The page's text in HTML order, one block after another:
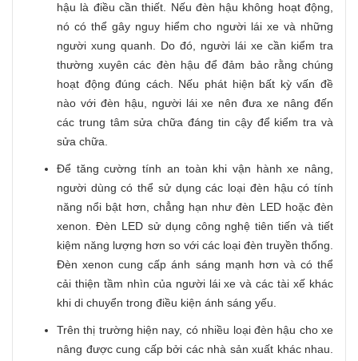
hậu là điều cần thiết. Nếu đèn hậu không hoạt động,
nó có thể gây nguy hiểm cho người lái xe và những
người xung quanh. Do đó, người lái xe cần kiểm tra
thường xuyên các đèn hậu để đảm bảo rằng chúng
hoạt động đúng cách. Nếu phát hiện bất kỳ vấn đề
nào với đèn hậu, người lái xe nên đưa xe nâng đến
các trung tâm sửa chữa đáng tin cậy để kiểm tra và
sửa chữa.
Để tăng cường tính an toàn khi vận hành xe nâng,
người dùng có thể sử dụng các loại đèn hậu có tính
năng nổi bật hơn, chẳng hạn như đèn LED hoặc đèn
xenon. Đèn LED sử dụng công nghệ tiên tiến và tiết
kiệm năng lượng hơn so với các loại đèn truyền thống.
Đèn xenon cung cấp ánh sáng mạnh hơn và có thể
cải thiện tầm nhìn của người lái xe và các tài xế khác
khi di chuyển trong điều kiện ánh sáng yếu.
Trên thị trường hiện nay, có nhiều loại đèn hậu cho xe
nâng được cung cấp bởi các nhà sản xuất khác nhau.